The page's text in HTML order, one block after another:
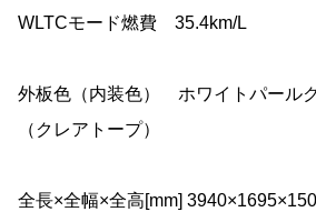
WLTCモード燃費 35.4km/L
外板色（内装色） ホワイトパール
（クレアトープ）
全長×全幅×全高[mm]